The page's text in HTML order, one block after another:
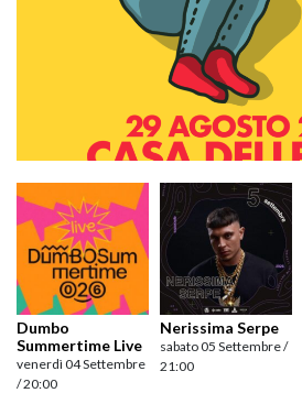
Dumbo
Summertime Live
venerdì 04 Settembre
/ 20:00
Nerissima Serpe
sabato 05 Settembre /
21:00